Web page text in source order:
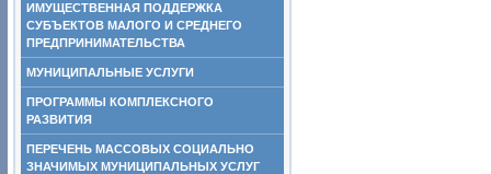
ИМУЩЕСТВЕННАЯ ПОДДЕРЖКА
СУБЪЕКТОВ МАЛОГО И СРЕДНЕГО
ПРЕДПРИНИМАТЕЛЬСТВА
МУНИЦИПАЛЬНЫЕ УСЛУГИ
ПРОГРАММЫ КОМПЛЕКСНОГО
РАЗВИТИЯ
ПЕРЕЧЕНЬ МАССОВЫХ СОЦИАЛЬНО
ЗНАЧИМЫХ МУНИЦИПАЛЬНЫХ УСЛУГ